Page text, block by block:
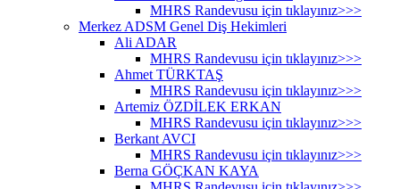
MHRS Randevusu için tıklayınız>>>
Merkez ADSM Genel Diş Hekimleri
Ali ADAR
MHRS Randevusu için tıklayınız>>>
Ahmet TÜRKTAŞ
MHRS Randevusu için tıklayınız>>>
Artemiz ÖZDİLEK ERKAN
MHRS Randevusu için tıklayınız>>>
Berkant AVCI
MHRS Randevusu için tıklayınız>>>
Berna GÖÇKAN KAYA